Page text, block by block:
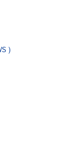
)